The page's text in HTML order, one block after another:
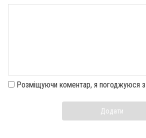
Розміщуючи коментар, я погоджуюся з
Додати